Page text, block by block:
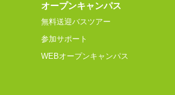
オープンキャンパス
無料送迎バスツアー
参加サポート
WEBオープンキャンパス